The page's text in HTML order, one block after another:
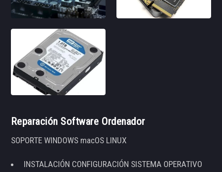
Reparación Software Ordenador
SOPORTE WINDOWS macOS LINUX
INSTALACIÓN CONFIGURACIÓN SISTEMA OPERATIVO